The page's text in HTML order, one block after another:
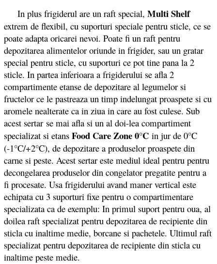
In plus frigiderul are un raft special, Multi Shelf
extrem de flexibil, cu suporturi speciale pentru sticle, ce se
poate adapta oricarei nevoi. Poate fi un raft pentru
depozitarea alimentelor oriunde in frigider, sau un gratar
special pentru sticle, cu suporturi ce pot tine pana la 2
sticle. In partea inferioara a frigiderului se afla 2
compartimente etanse de depozitare al legumelor si
fructelor ce le pastreaza un timp indelungat proaspete si cu
aromele nealterate ca in ziua in care au fost culese. Sub
acest sertar se mai afla si un al doi-lea compartiment
specializat si etans Food Care Zone0°C in jur de 0°C
(-1°C/+2°C), de depozitare a produselor proaspete din
carne si peste. Acest sertar este mediul ideal pentru pentru
decongelarea produselor din congelator pregatite pentru a
fi procesate. Usa frigiderului avand maner vertical este
echipata cu 3 suporturi fixe pentru o compartimentare
specializata ca de exemplu: In primul suport pentru oua, al
doilea raft specializat pentru depozitarea de recipiente din
sticla cu inaltime medie, borcane si pachetele. Ultimul raft
specializat pentru depozitarea de recipiente din sticla cu
inaltime peste medie.